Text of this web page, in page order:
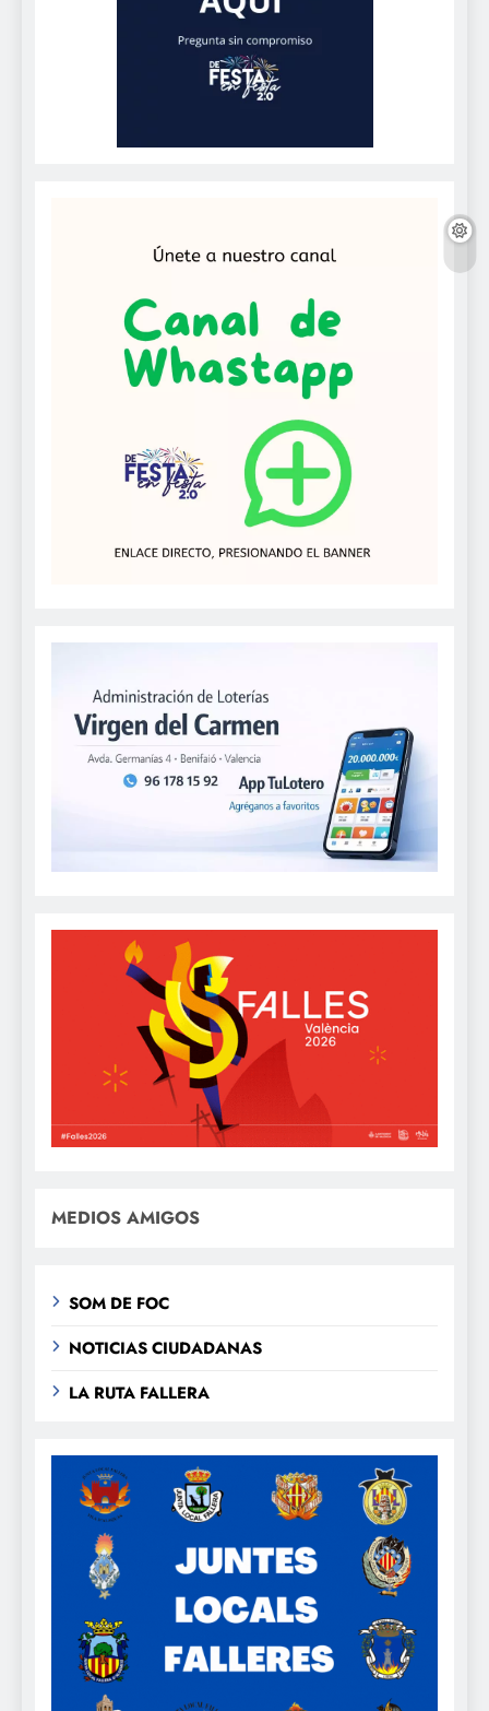
MEDIOS AMIGOS
SOM DE FOC
NOTICIAS CIUDADANAS
LA RUTA FALLERA